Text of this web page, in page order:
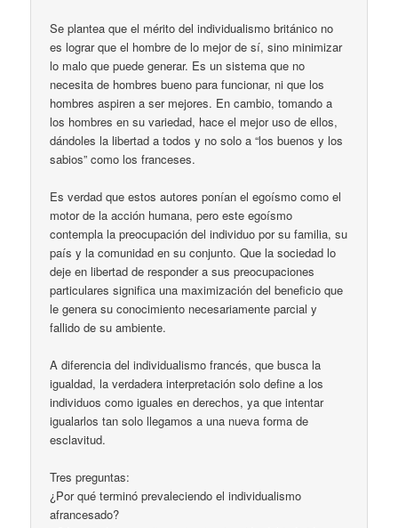
Se plantea que el mérito del individualismo británico no
es lograr que el hombre de lo mejor de sí, sino minimizar
lo malo que puede generar. Es un sistema que no
necesita de hombres bueno para funcionar, ni que los
hombres aspiren a ser mejores. En cambio, tomando a
los hombres en su variedad, hace el mejor uso de ellos,
dándoles la libertad a todos y no solo a “los buenos y los
sabios” como los franceses.
Es verdad que estos autores ponían el egoísmo como el
motor de la acción humana, pero este egoísmo
contempla la preocupación del individuo por su familia, su
país y la comunidad en su conjunto. Que la sociedad lo
deje en libertad de responder a sus preocupaciones
particulares significa una maximización del beneficio que
le genera su conocimiento necesariamente parcial y
fallido de su ambiente.
A diferencia del individualismo francés, que busca la
igualdad, la verdadera interpretación solo define a los
individuos como iguales en derechos, ya que intentar
igualarlos tan solo llegamos a una nueva forma de
esclavitud.
Tres preguntas:
¿Por qué terminó prevaleciendo el individualismo
afrancesado?